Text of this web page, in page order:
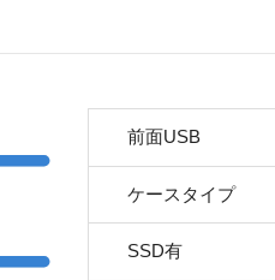
前面USB
ケースタイプ
SSD有